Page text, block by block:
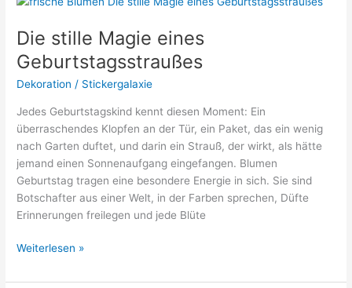
ins
Zuhause
bringen
Die stille Magie eines
Geburtstagsstraußes
Dekoration / Stickergalaxie
Jedes Geburtstagskind kennt diesen Moment: Ein
überraschendes Klopfen an der Tür, ein Paket, das ein wenig
nach Garten duftet, und darin ein Strauß, der wirkt, als hätte
jemand einen Sonnenaufgang eingefangen. Blumen
Geburtstag tragen eine besondere Energie in sich. Sie sind
Botschafter aus einer Welt, in der Farben sprechen, Düfte
Erinnerungen freilegen und jede Blüte
Die
Magie
Weiterlesen »